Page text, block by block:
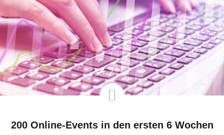
200 Online-Events in den ersten 6 Wochen